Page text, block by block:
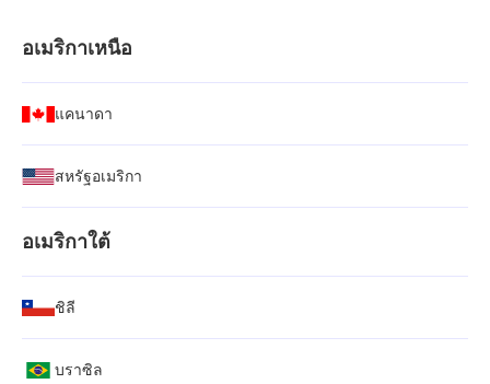
อเมริกาเหนือ
แคนาดา
สหรัฐอเมริกา
อเมริกาใต้
ชิลี
บราซิล